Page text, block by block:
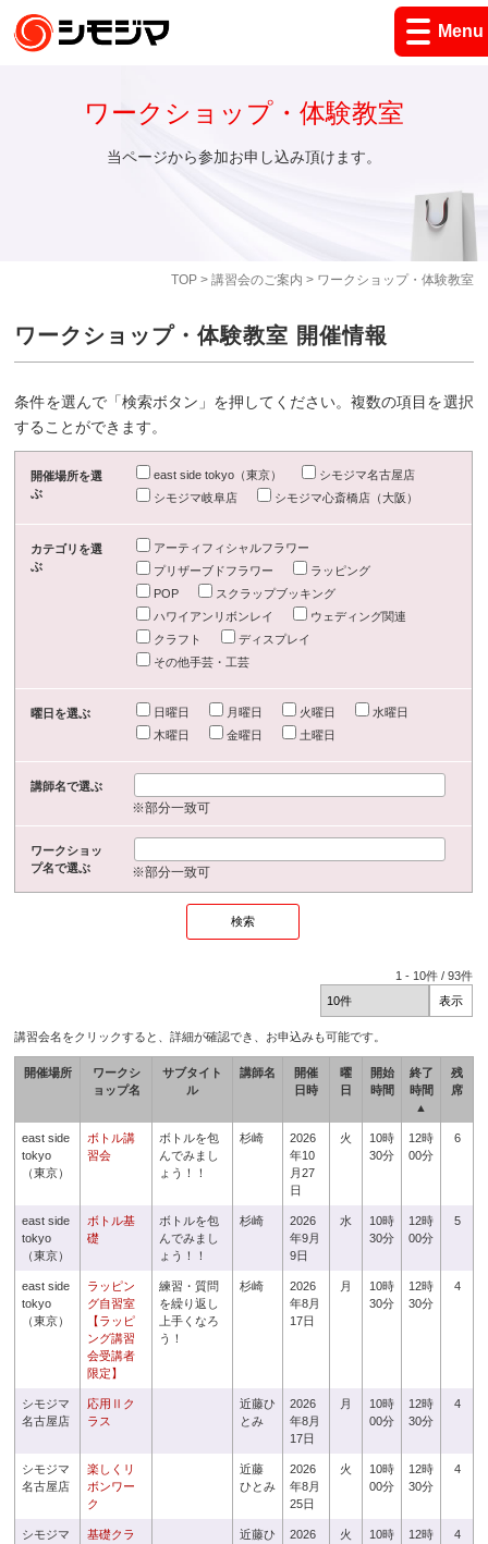
Menu
TOP> 講習会のご案内 > ワークショップ・体験教室
ワークショップ・体験教室
当ページから参加お申し込み頂けます。
ワークショップ・体験教室 開催情報
条件を選んで「検索ボタン」を押してください。複数の項目を選択
することができます。
開催場所を選
ぶ
east side tokyo（東京）
シモジマ名古屋店
シモジマ岐阜店
シモジマ心斎橋店（大阪）
カテゴリを選
ぶ
アーティフィシャルフラワー
プリザーブドフラワー
ラッピング
POP
スクラップブッキング
ハワイアンリボンレイ
ウェディング関連
クラフト
ディスプレイ
その他手芸・工芸
曜日を選ぶ 日曜日 月曜日 火曜日
水曜日
木曜日
金曜日 土曜日
講師名で選ぶ
※部分一致可
ワークショッ
プ名で選ぶ
※部分一致可
1 - 10件 /93件
講習会名をクリックすると、詳細が確認でき、お申込みも可能です。
開催場所
ワークシ
ョップ名
サブタイト
ル
講師名
開催
日時
曜
日
開始
時間
終了
時間
▲
残
席
east side
tokyo
（東京）
ボトル講
習会
ボトルを包
んでみまし
ょう！！
杉崎
2026
年10
月27
日
火
10時
30分
12時
00分
6
east side
tokyo
（東京）
ボトル基
礎
ボトルを包
んでみまし
ょう！！
杉崎
2026
年9月
9日
水
10時
30分
12時
00分
5
east side
tokyo
（東京）
ラッピン
グ自習室
【ラッピ
ング講習
会受講者
限定】
練習・質問
を繰り返し
上手くなろ
う！
杉崎
2026
年8月
17日
月
10時
30分
12時
30分
4
シモジマ
名古屋店
応用Ⅱク
ラス
近藤ひ
とみ
2026
年8月
17日
月
10時
00分
12時
30分
4
シモジマ
名古屋店
楽しくリ
ボンワー
ク
近藤
ひとみ
2026
年8月
25日
火
10時
00分
12時
30分
4
シモジマ
基礎クラ
近藤ひ
2026
火
10時
12時
4